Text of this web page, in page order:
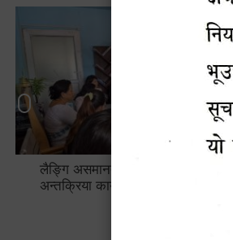
लैङ्गि असमानताका विबिध पक्षहरु विषयक
अन्तक्रिया कार्यक्रम